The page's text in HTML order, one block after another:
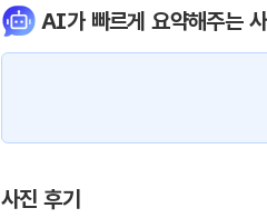
AI가 빠르게 요약해주는
사진 후기